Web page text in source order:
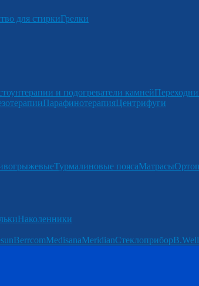
для стиркиГрелки
и подогреватели камней
ПарафинотерапияЦентрифуги
Турмалиновые поясаМатрасы
Наколенники
BerrcomMedisanaMeridianСтеклоприборB.Well